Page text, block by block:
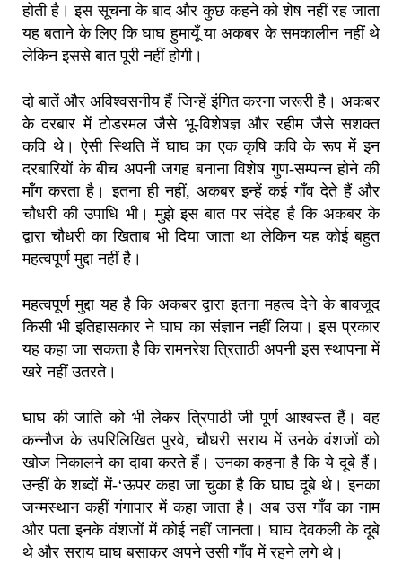
होती है। इस सूचना के बाद और कुछ कहने को शेष नहीं रह जाता
यह बताने के लिए कि घाघ हुमायूँ या अकबर के समकालीन नहीं थे
लेकिन इससे बात पूरी नहीं होगी।
दो बातें और अविश्वसनीय हैं जिन्हें इंगित करना जरूरी है। अकबर
के दरबार में टोडरमल जैसे भू-विशेषज्ञ और रहीम जैसे सशक्त
कवि थे। ऐसी स्थिति में घाघ का एक कृषि कवि के रूप में इन
दरबारियों के बीच अपनी जगह बनाना विशेष गुण-सम्पन्न होने की
माँग करता है। इतना ही नहीं, अकबर इन्हें कई गाँव देते हैं और
चौधरी की उपाधि भी। मुझे इस बात पर संदेह है कि अकबर के
द्वारा चौधरी का खिताब भी दिया जाता था लेकिन यह कोई बहुत
महत्वपूर्ण मुद्दा नहीं है।
महत्वपूर्ण मुद्दा यह है कि अकबर द्वारा इतना महत्व देने के बावजूद
किसी भी इतिहासकार ने घाघ का संज्ञान नहीं लिया। इस प्रकार
यह कहा जा सकता है कि रामनरेश त्रिताठी अपनी इस स्थापना में
खरे नहीं उतरते।
घाघ की जाति को भी लेकर त्रिपाठी जी पूर्ण आश्वस्त हैं। वह
कन्नौज के उपरिलिखित पुरवे, चौधरी सराय में उनके वंशजों को
खोज निकालने का दावा करते हैं। उनका कहना है कि ये दूबे हैं।
उन्हीं के शब्दों में-‘ऊपर कहा जा चुका है कि घाघ दूबे थे। इनका
जन्मस्थान कहीं गंगापार में कहा जाता है। अब उस गाँव का नाम
और पता इनके वंशजों में कोई नहीं जानता। घाघ देवकली के दूबे
थे और सराय घाघ बसाकर अपने उसी गाँव में रहने लगे थे।